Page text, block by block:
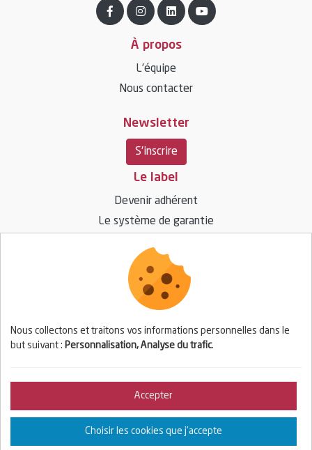
À propos
L’équipe
Nous contacter
Newsletter
S'inscrire
Le label
Devenir adhérent
Le système de garantie
Vos questions / réponses
Espace presse
Se connecter
Nous collectons et traitons vos informations personnelles dans le
but suivant : Personnalisation, Analyse du trafic.
Accepter
Choisir les cookies que j'accepte